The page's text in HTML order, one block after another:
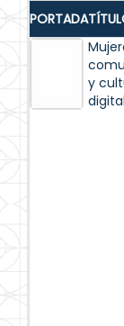
PORTADA
y
digital